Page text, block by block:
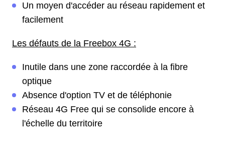
Un moyen d'accéder au réseau rapidement et
facilement
Les défauts de la Freebox 4G :
Inutile dans une zone raccordée à la fibre
optique
Absence d'option TV et de téléphonie
Réseau 4G Free qui se consolide encore à
l'échelle du territoire